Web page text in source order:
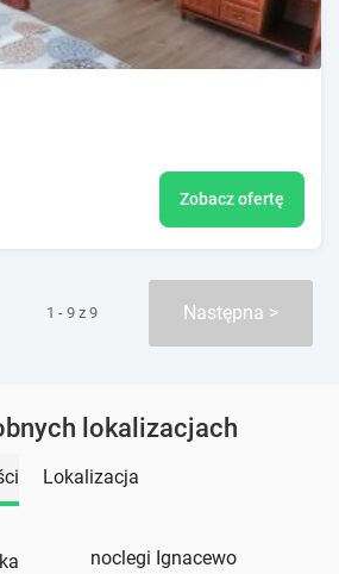
Zobacz ofertę
1 - 9 z 9 Następna
lokalizacjach
Lokalizacja
noclegi Ignacewo